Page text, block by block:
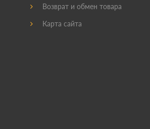
Возврат и обмен товара
Карта сайта